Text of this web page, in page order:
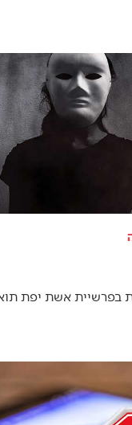
אשת יפת